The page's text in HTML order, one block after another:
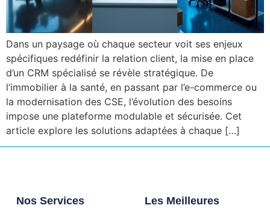
Dans un paysage où chaque secteur voit ses enjeux
spécifiques redéfinir la relation client, la mise en place
d’un CRM spécialisé se révèle stratégique. De
l’immobilier à la santé, en passant par l’e-commerce ou
la modernisation des CSE, l’évolution des besoins
impose une plateforme modulable et sécurisée. Cet
article explore les solutions adaptées à chaque […]
Nos Services
Les Meilleures